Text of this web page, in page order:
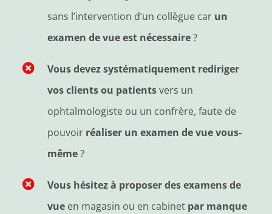
sans l’intervention d’un collègue car un
examen de vue est nécessaire?
Vous devez systématiquement rediriger
vos clients ou patientsvers un
ophtalmologiste ou un confrère, faute de
pouvoir réaliser un examen de vue vous-
même?
Vous hésitez à proposer des examens de
vueen magasin ou en cabinet par manque